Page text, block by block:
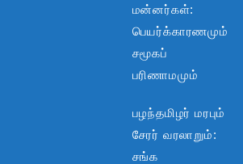
மன்னர்கள்:
பெயர்க்காரணமும்
சமூகப்
பரிணாமமும்
பழந்தமிழர் மரபும்
சேரர் வரலாறும்:
சங்க